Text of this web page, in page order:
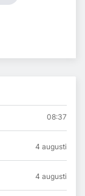
08:37
4 augusti
4 augusti